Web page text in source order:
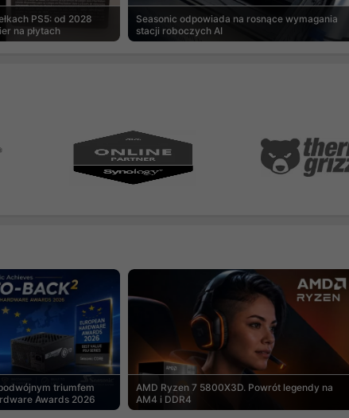
PS5: od 2028
na płytach
Seasonic odpowiada na rosnące wymagania
stacji roboczych AI
triumfem
Awards 2026
AMD Ryzen 7 5800X3D. Powrót legendy na
AM4 i DDR4